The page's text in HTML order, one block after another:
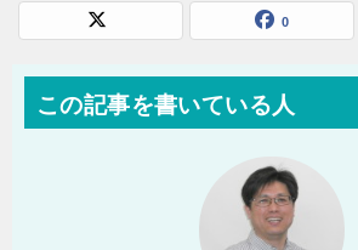
0
この記事を書いている人